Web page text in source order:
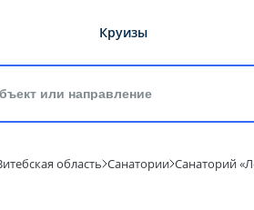
Круизы
или направление
область Санатории Санаторий